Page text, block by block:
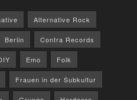
Alternative Rock
Berlin Contra Records
Emo Folk
Frauen in der Subkultur